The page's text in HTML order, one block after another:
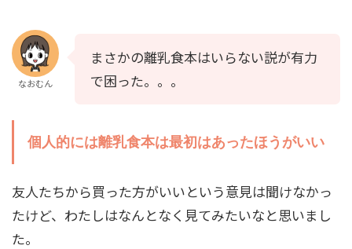
なおむん
まさかの離乳食本はいらない説が有力
で困った。。。
個人的には離乳食本は最初はあったほうがいい
友人たちから買った方がいいという意見は聞けなかっ
たけど、わたしはなんとなく見てみたいなと思いまし
た。